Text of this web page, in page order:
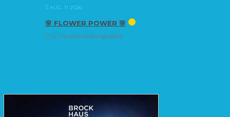
AUG. 11 2026
🌸 FLOWER POWER 🌸
Ev. Familienbildungsstätte